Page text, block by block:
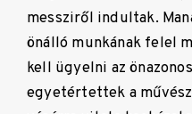
messziről indultak.
önálló munkának felel
kell ügyelni az
egyetértettek a